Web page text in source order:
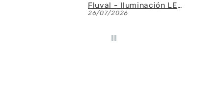
23/07/2026